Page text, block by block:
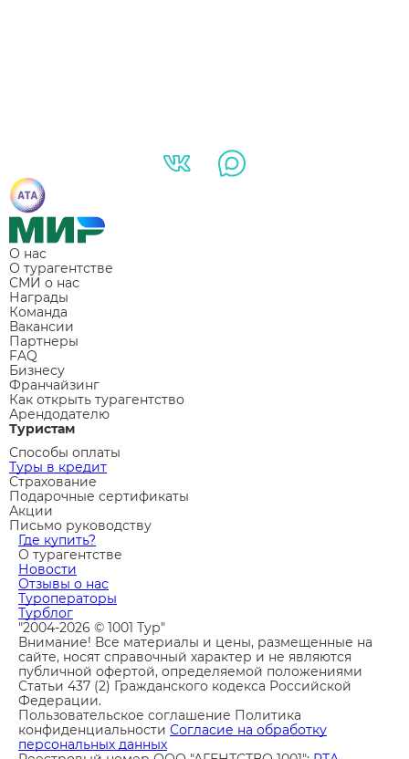
О нас
О турагентстве
СМИ о нас
Награды
Команда
Вакансии
Партнеры
FAQ
Бизнесу
Франчайзинг
Как открыть турагентство
Арендодателю
Туристам
Способы оплаты
Туры в кредит
Страхование
Подарочные сертификаты
Акции
Письмо руководству
Где купить?
О турагентстве
Новости
Отзывы о нас
Туроператоры
Турблог
"2004-2026 © 1001 Тур"
Внимание! Все материалы и цены, размещенные на
сайте, носят справочный характер и не являются
публичной офертой, определяемой положениями
Статьи 437 (2) Гражданского кодекса Российской
Федерации.
Пользовательское соглашение Политика
конфиденциальности Согласие на обработку
персональных данных